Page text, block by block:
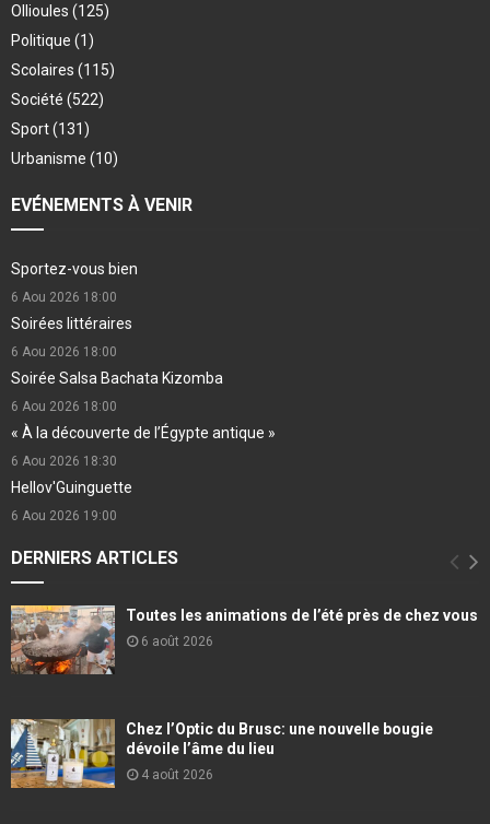
Ollioules (125)
Politique (1)
Scolaires (115)
Société (522)
Sport(131)
Urbanisme (10)
EVÉNEMENTS À VENIR
Sportez-vous bien
6 Aou 2026 18:00
Soirées littéraires
6 Aou 2026 18:00
Soirée Salsa Bachata Kizomba
6 Aou 2026 18:00
« À la découverte de l’Égypte antique »
6 Aou 2026 18:30
Hellov'Guinguette
6 Aou 2026 19:00
DERNIERS ARTICLES
Toutes les animations de l’été près de chez vous
6 août 2026
Chez l’Optic du Brusc: une nouvelle bougie
dévoile l’âme du lieu
4 août 2026